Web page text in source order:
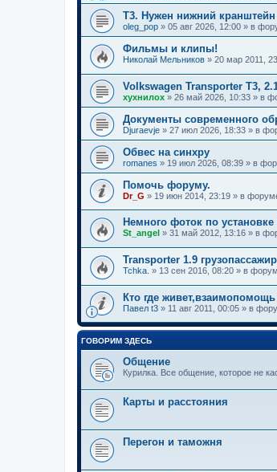
Т3. Нужен нижний
oleg_pop » 05 авг 2026, 12:00 » в
Фильмы и клипы!
Николай Мельников » 20 мар 2011,
Volkswagen Transporter T3,
хухнилох » 26 май 2026, 10:33 » в
Документы современного
Djuraevje » 27 июл 2026, 18:33 » в
Обвес на синхру
romanes » 19 июл 2026, 08:39 » в
Помочь форуму.
Dr_G » 19 июн 2014, 23:19 » в
Немного фоток по установке
St_angel » 31 май 2012, 13:16 » в
Transporter 1.9
Tchka. » 13 сен 2016, 08:20 » в
Кто где живет,взаимопомощь
Павел t3 » 11 авг 2011, 00:05 » в
ГОВОРИМ ЗДЕСЬ
Общение
Курилка. Все общение, которое не
Карты и расстояния
Перегон и таможня